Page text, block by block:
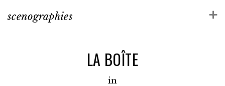
scenographies
LA BOÎTE
in